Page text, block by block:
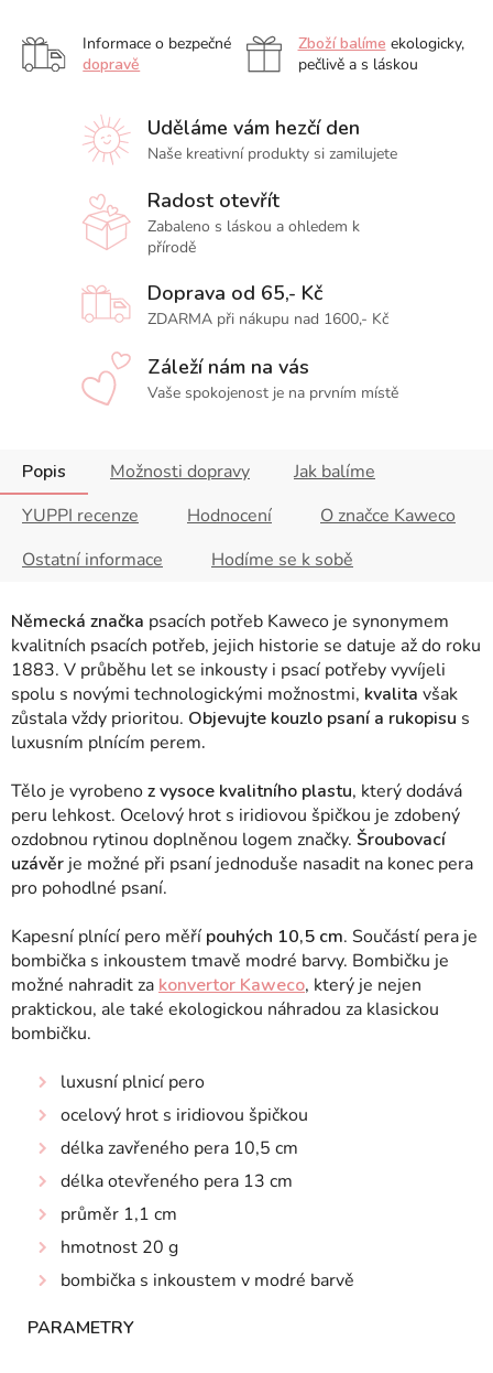
Informace o bezpečné
dopravě
Zboží balíme ekologicky,
pečlivě a s láskou
Uděláme vám hezčí den
Naše kreativní produkty si zamilujete
Radost otevřít
Zabaleno s láskou a ohledem k
přírodě
Doprava od 65,- Kč
ZDARMA při nákupu nad 1600,- Kč
Záleží nám na vás
Vaše spokojenost je na prvním místě
Popis Možnosti dopravy
Jak balíme
YUPPI recenze
Hodnocení
O značce Kaweco
Ostatní informace
Hodíme se k sobě
Německá značka psacích potřeb Kaweco je synonymem
kvalitních psacích potřeb, jejich historie se datuje až do roku
1883. V průběhu let se inkousty i psací potřeby vyvíjeli
spolu s novými technologickými možnostmi, kvalita však
zůstala vždy prioritou. Objevujte kouzlo psaní a rukopisu s
luxusním plnícím perem.
Tělo je vyrobenoz vysoce kvalitního plastu, který dodává
peru lehkost. Ocelový hrot s iridiovou špičkou je zdobený
ozdobnou rytinou doplněnou logem značky. Šroubovací
uzávěr je možné při psaní jednoduše nasadit na konec pera
pro pohodlné psaní.
Kapesní plnící pero měří pouhých 10,5 cm. Součástí pera je
bombička s inkoustem tmavě modré barvy. Bombičku je
možné nahradit za konvertor Kaweco, který je nejen
praktickou, ale také ekologickou náhradou za klasickou
bombičku.
luxusní plnicí pero
ocelový hrot s iridiovou špičkou
délka zavřeného pera 10,5 cm
délka otevřeného pera 13 cm
průměr 1,1 cm
hmotnost 20 g
bombička s inkoustem v modré barvě